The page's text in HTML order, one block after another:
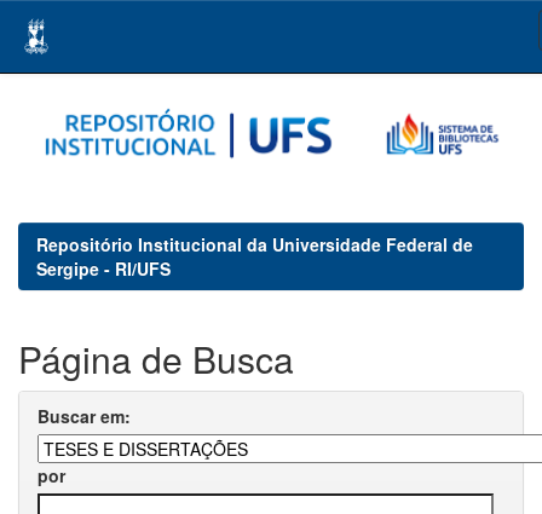
navigation
Repositório Institucional da Universidade Federal de
Sergipe - RI/UFS
Página de Busca
Buscar em:
por